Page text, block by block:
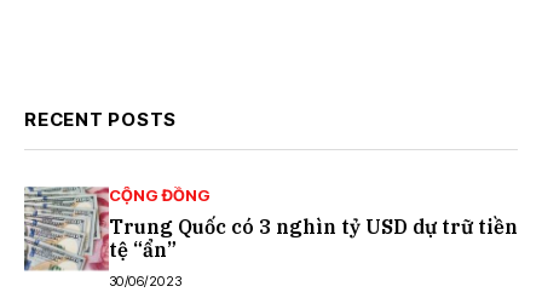
RECENT POSTS
CỘNG ĐỒNG
Trung Quốc có 3 nghìn tỷ USD dự trữ tiền
tệ “ẩn”
30/06/2023